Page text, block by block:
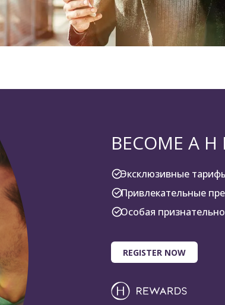
BECOME A H
Эксклюзивные
Привлекательные
Особая
REGISTER NOW